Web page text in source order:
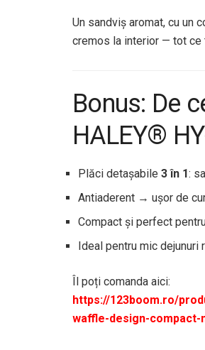
Un sandviș aromat, cu un
cremos la interior — tot ce
Bonus: De
HALEY®
Plăci detașabile 3 în 1:
Antiaderent → ușor de
Compact și perfect
Ideal pentru mic
Îl poți comanda aici:
https://123boom.ro/
waffle-design-compact-